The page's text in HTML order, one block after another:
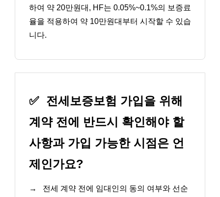
하여 약 20만원대, HF는 0.05%~0.1%의 보증료
율을 적용하여 약 10만원대부터 시작할 수 있습
니다.
✅ 전세보증보험 가입을 위해
계약 전에 반드시 확인해야 할
사항과 가입 가능한 시점은 언
제인가요?
→
전세 계약 전에 임대인의 동의 여부와 선순